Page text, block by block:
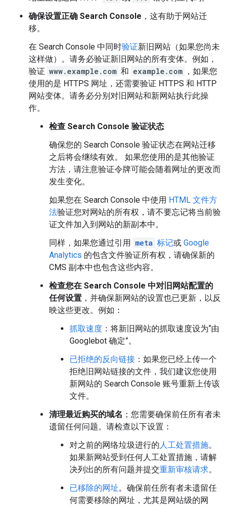
确保设置正确 Search Console ，这有助于网站迁
移。
在 Search Console 中同时验证新旧网站（如果您尚未
这样做）。请务必验证新旧网站的所有变体。例如，
验证 www.example.com 和 example.com ，如果您
使用的是 HTTPS 网址，还需要验证 HTTPS 和 HTTP
网站变体。请务必分别对旧网站和新网站执行此操
作。
检查 Search Console 验证状态
确保您的 Search Console 验证状态在网站迁移
之后将会继续有效。 如果您使用的是其他验证
方法，请注意验证令牌可能会随着网址的更改而
发生变化。
如果您在 Search Console 中使用 HTML 文件方
法验证您对网站的所有权，请不要忘记将当前验
证文件加入到网站的新副本中。
同样，如果您通过引用 meta 标记或 Google
Analytics 的包含文件验证所有权，请确保新的
CMS 副本中也包含这些内容。
检查您在 Search Console 中对旧网站配置的
任何设置 ，并确保新网站的设置也已更新，以反
映这些更改。例如：
抓取速度 ：将新旧网站的抓取速度设为“由
Googlebot 确定”。
已拒绝的反向链接 ：如果您已经上传一个
拒绝旧网站链接的文件，我们建议您使用
新网站的 Search Console 账号重新上传该
文件。
清理最近购买的域名 ；您需要确保前任所有者未
遗留任何问题。请检查以下设置：
对之前的网络垃圾进行的人工处置措施。
如果新网站受到任何人工处置措施，请解
决列出的所有问题并提交重新审核请求。
已移除的网址。确保前任所有者未遗留任
何需要移除的网址，尤其是网站级的网